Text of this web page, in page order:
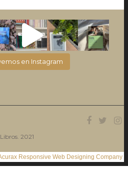
en Instagram
2021
Responsive Web Designing Company